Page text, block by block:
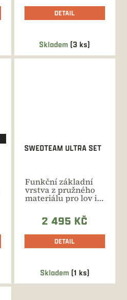
Skladem (3 ks)
DETAIL
Skladem (1 ks)
SWEDTEAM ULTRA SET
Funkční základní
vrstva z pružného
materiálu pro lov i
volnočasové...
2 495 KČ
DETAIL